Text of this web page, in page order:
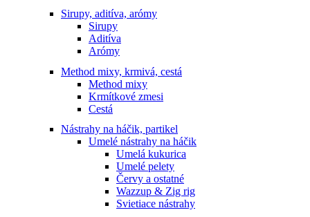
Sirupy, aditíva, arómy
Sirupy
Aditíva
Arómy
Method mixy, krmivá, cestá
Method mixy
Krmítkové zmesi
Cestá
Nástrahy na háčik, partikel
Umelé nástrahy na háčik
Umelá kukurica
Umelé pelety
Červy a ostatné
Wazzup & Zig rig
Svietiace nástrahy